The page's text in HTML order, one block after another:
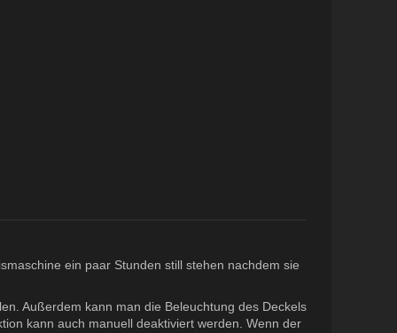
ein paar Stunden still stehen nachdem sie
Außerdem kann man die Beleuchtung des Deckels
kann auch manuell deaktiviert werden. Wenn der